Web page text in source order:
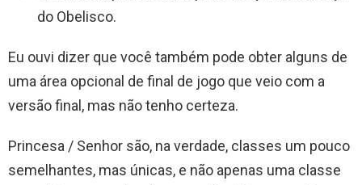
do Obelisco.
Eu ouvi dizer que você também pode obter alguns de
uma área opcional de final de jogo que veio com a
versão final, mas não tenho certeza.
Princesa / Senhor são, na verdade, classes um pouco
semelhantes, mas únicas, e não apenas uma classe